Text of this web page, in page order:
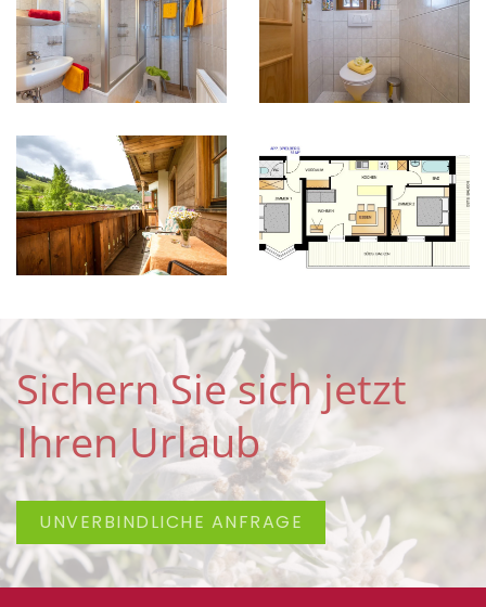
Sichern Sie sich jetzt
Ihren Urlaub
UNVERBINDLICHE ANFRAGE